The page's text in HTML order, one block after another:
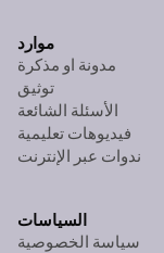
موارد
مدونة او مذكرة
توثيق
الأسئلة الشائعة
فيديوهات تعليمية
ندوات عبر الإنترنت
السياسات
سياسة الخصوصية